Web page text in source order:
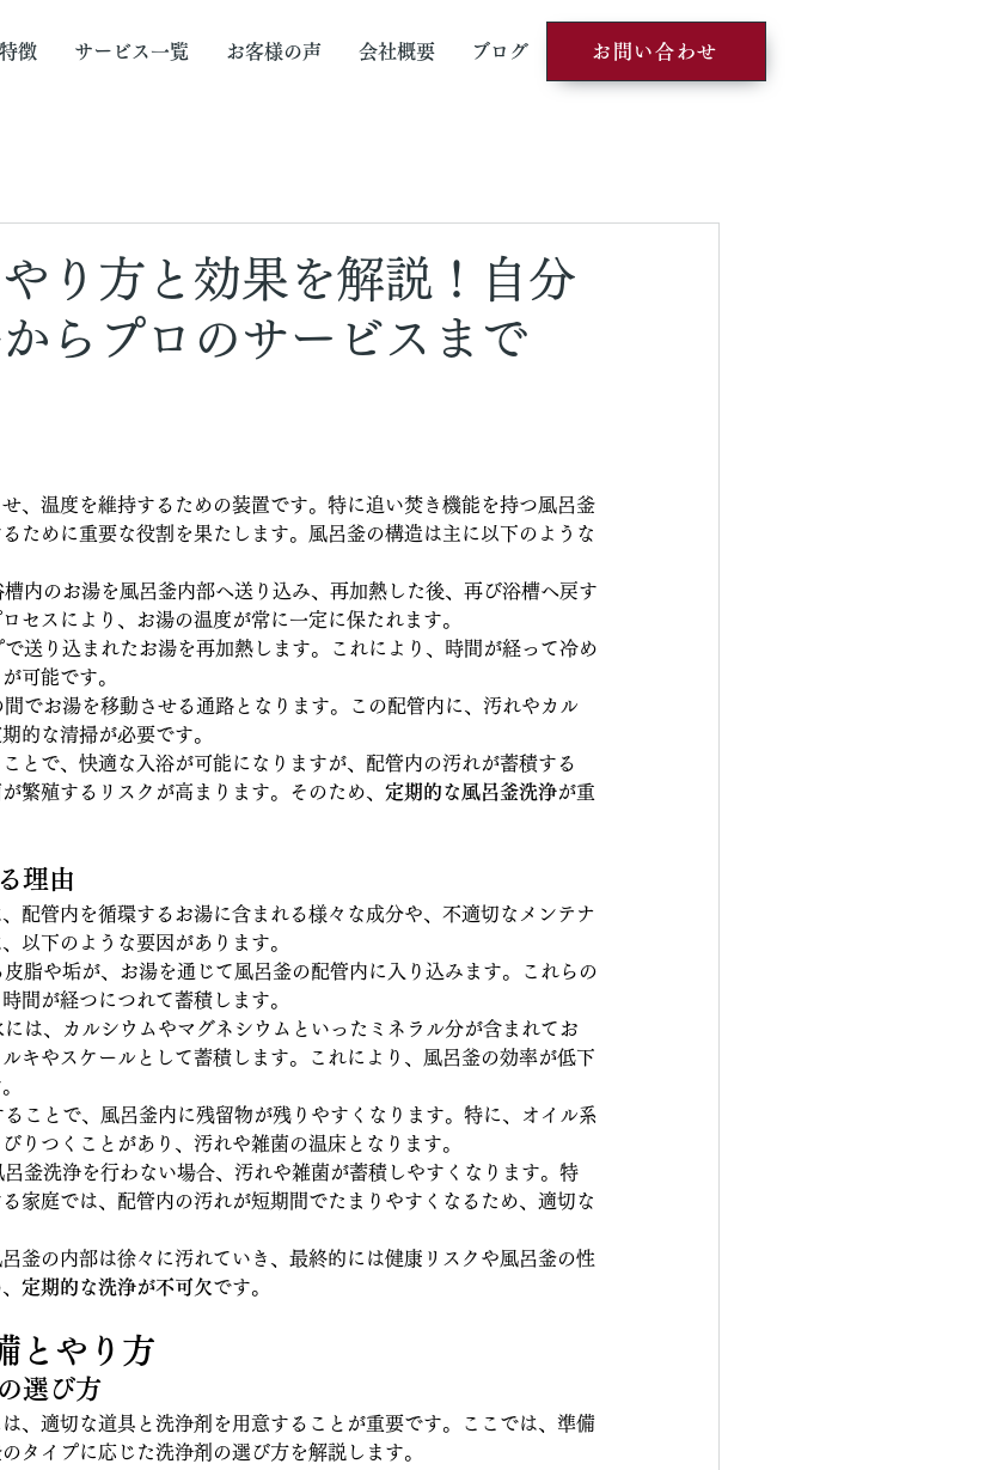
特徴 サービス一覧 お客様の声 会社概要 ブログ お問い合わせ
り方と効果を解説！自分
らプロのサービスまで
、温度を維持するための装置です。特に追い焚き機能を持つ風呂釜
ために重要な役割を果たします。風呂釜の構造は主に以下のような
内のお湯を風呂釜内部へ送り込み、再加熱した後、再び浴槽へ戻す
セスにより、お湯の温度が常に一定に保たれます。
送り込まれたお湯を再加熱します。これにより、時間が経って冷め
可能です。
でお湯を移動させる通路となります。この配管内に、汚れやカル
的な清掃が必要です。
とで、快適な入浴が可能になりますが、配管内の汚れが蓄積する
繁殖するリスクが高まります。そのため、 定期的な風呂釜洗浄が重
理由
配管内を循環するお湯に含まれる様々な成分や、不適切なメンテナ
以下のような要因があります。
皮脂や垢が、お湯を通じて風呂釜の配管内に入り込みます。これらの
間が経つにつれて蓄積します。
には、カルシウムやマグネシウムといったミネラル分が含まれてお
キやスケールとして蓄積します。これにより、風呂釜の効率が低下
ることで、風呂釜内に残留物が残りやすくなります。特に、オイル系
りつくことがあり、汚れや雑菌の温床となります。
釜洗浄を行わない場合、汚れや雑菌が蓄積しやすくなります。特
家庭では、配管内の汚れが短期間でたまりやすくなるため、適切な
釜の内部は徐々に汚れていき、最終的には健康リスクや風呂釜の性
定期的な洗浄が不可欠です。
とやり方
選び方
、適切な道具と洗浄剤を用意することが重要です。ここでは、準備
タイプに応じた洗浄剤の選び方を解説します。